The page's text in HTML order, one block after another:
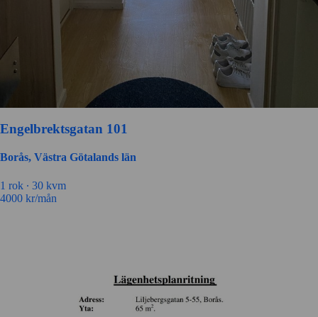
Engelbrektsgatan 101
Borås, Västra Götalands län
1 rok ∙ 30 kvm
4000 kr/mån